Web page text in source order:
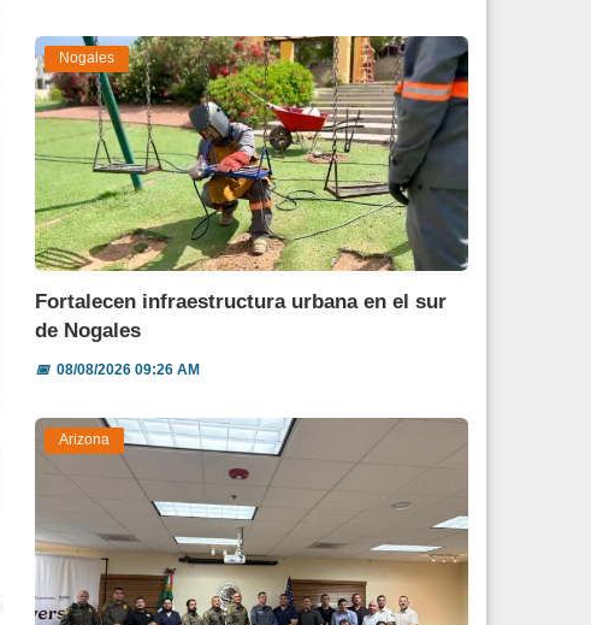
Nogales
Fortalecen infraestructura urbana en el sur
de Nogales
📅08/08/2026 09:26 AM
Arizona